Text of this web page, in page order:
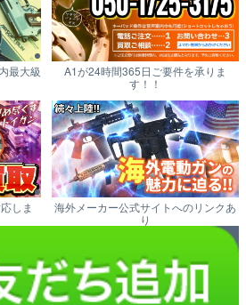
最大級
A1が24時間365日ご要件を承りま
す！！
しま
海外メーカー公式サイトへのリンクあ
り